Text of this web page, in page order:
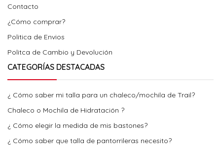
Contacto
¿Cómo comprar?
Politica de Envios
Politca de Cambio y Devolución
CATEGORÍAS DESTACADAS
¿ Cómo saber mi talla para un chaleco/mochila de Trail?
Chaleco o Mochila de Hidratación ?
¿ Cómo elegir la medida de mis bastones?
¿ Cómo saber que talla de pantorrileras necesito?